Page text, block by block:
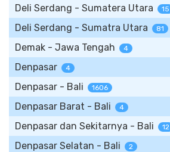
Deli Serdang - Sumatera Utara 15
Deli Serdang - Sumatra Utara 81
Demak - Jawa Tengah 4
Denpasar 4
Denpasar - Bali 1606
Denpasar Barat - Bali 4
Denpasar dan Sekitarnya - Bali 12
Denpasar Selatan - Bali 2